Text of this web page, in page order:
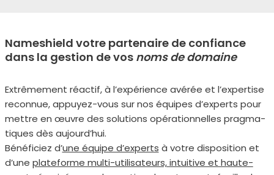
Nameshield votre partenaire de confiance
dans la gestion de vos noms de domaine
Extrêmement réac­tif, à l’expérience avé­rée et l’expertise
recon­nue, appuyez-vous sur nos équipes d’ex­perts pour
mettre en œuvre des solu­tions opé­ra­tion­nelles prag­ma­
tiques dès aujourd’hui.
Bénéficiez d’une équipe d’experts à votre dis­po­si­tion et
d’une pla­te­forme mul­ti-uti­li­sa­teurs, intui­tive et hau­te­